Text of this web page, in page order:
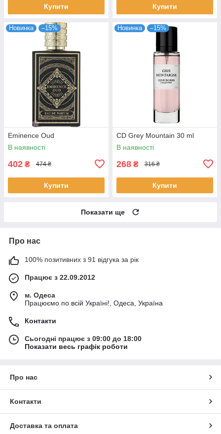
Купити Купити
Новинка –15%
Eminence Oud
В наявності
402 ₴ 474 ₴
Купити
Новинка –15%
CD Grey Mountain 30 ml
В наявності
268 ₴ 316 ₴
Купити
Показати ще
Про нас
100% позитивних з 91 відгука за рік
Працює з 22.09.2012
м. Одеса
Працюємо по всій Україні!, Одеса, Україна
Контакти
Сьогодні працює з 09:00 до 18:00
Показати весь графік роботи
Про нас
Контакти
Доставка та оплата